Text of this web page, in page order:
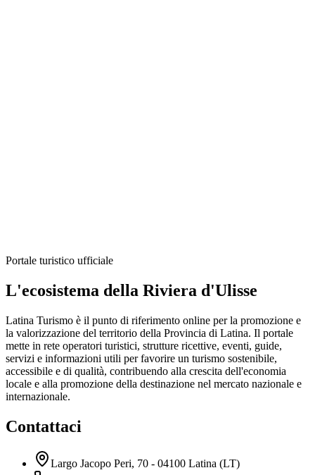
Portale turistico ufficiale
L'ecosistema della Riviera d'Ulisse
Latina Turismo è il punto di riferimento online per la promozione e
la valorizzazione del territorio della Provincia di Latina. Il portale
mette in rete operatori turistici, strutture ricettive, eventi, guide,
servizi e informazioni utili per favorire un turismo sostenibile,
accessibile e di qualità, contribuendo alla crescita dell'economia
locale e alla promozione della destinazione nel mercato nazionale e
internazionale.
Contattaci
Largo Jacopo Peri, 70 - 04100 Latina (LT)